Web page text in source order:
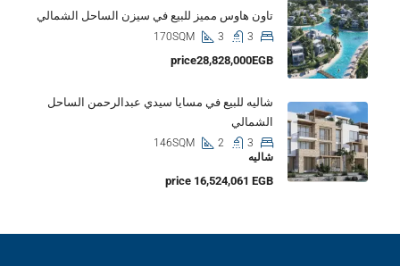
تاون هاوس مميز للبيع في سيزن الساحل الشمالي
3
3
170SQM
price28,828,000EGB
شاليه للبيع في مسايا سيدي عبدالرحمن الساحل
الشمالي
3
2
146SQM
شاليه
price 16,524,061 EGB